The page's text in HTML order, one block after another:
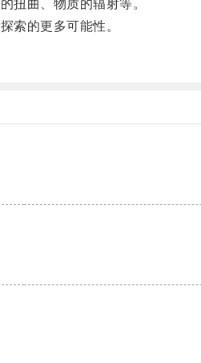
曲、物质的辐射等。
的更多可能性。